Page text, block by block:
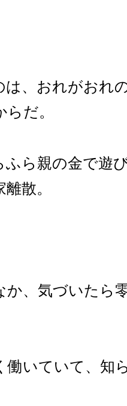
は、おれがおれ
だ。
ふら親の金で遊
散。
、気づいたら
働いていて、知